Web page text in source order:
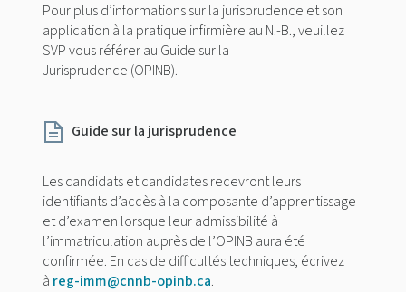
Pour plus d’informations sur la jurisprudence et son
application à la pratique infirmière au N.-B., veuillez
SVP vous référer au Guide sur la
Jurisprudence (OPINB).
Guide sur la jurisprudence
Les candidats et candidates recevront leurs
identifiants d’accès à la composante d’apprentissage
et d’examen lorsque leur admissibilité à
l’immatriculation auprès de l’OPINB aura été
confirmée. En cas de difficultés techniques, écrivez
à reg-imm@cnnb-opinb.ca.